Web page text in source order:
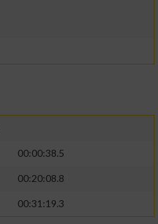
00:00:38.5
00:20:08.8
00:31:19.3